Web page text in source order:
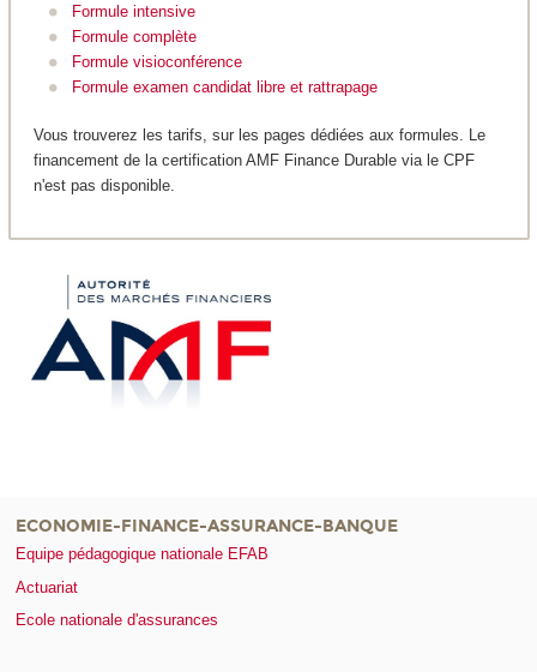
Formule intensive
Formule complète
Formule visioconférence
Formule examen candidat libre et rattrapage
Vous trouverez les tarifs, sur les pages dédiées aux formules. Le
financement de la certification AMF Finance Durable via le CPF
n'est pas disponible.
ECONOMIE-FINANCE-ASSURANCE-BANQUE
Equipe pédagogique nationale EFAB
Actuariat
Ecole nationale d'assurances